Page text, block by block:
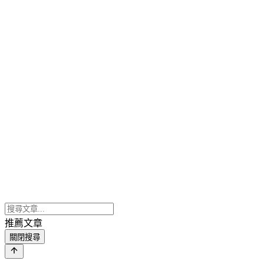
推薦文章
關閉搜尋